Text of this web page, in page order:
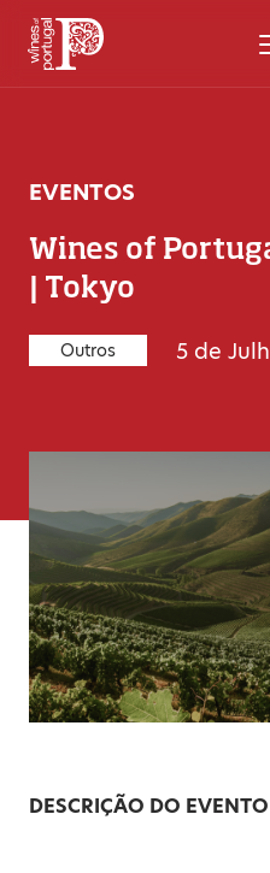
EVENTOS
Wines of
| Tokyo
Outros 5 de
DESCRIÇÃO DO EVENTO